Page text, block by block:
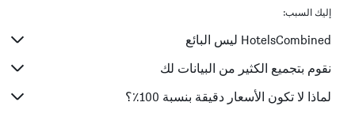
إليك السبب:
HotelsCombined ليس البائع
نقوم بتجميع الكثير من البيانات لك
لماذا لا تكون الأسعار دقيقة بنسبة 100٪؟